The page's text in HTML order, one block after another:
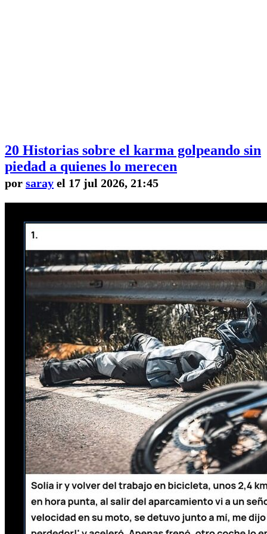
20 Historias sobre el karma golpeando sin
piedad a quienes lo merecen
por saray el 17 jul 2026, 21:45